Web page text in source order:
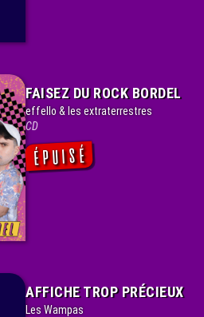
FAISEZ DU ROCK BORDEL
effello & les extraterrestres
CD
AFFICHE TROP PRÉCIEUX
Les Wampas